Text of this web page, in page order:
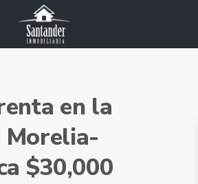
en la
$30,000